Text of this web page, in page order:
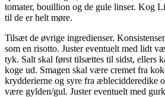
tomater, bouillion og de gule linser. Kog
til de er helt møre.
Tilsæt de øvrige ingredienser.
som en risotto. Juster eventuelt med lidt
tyk. Salt skal først tilsættes til sidst, ellers
koge ud. Smagen skal være cremet fra
krydderierne og syre fra æblecidderedike
være gylden/gul. Juster eventuelt med